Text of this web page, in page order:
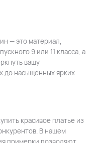
— это материал,
9 или 11 класса, а
вашу
до насыщенных ярких
красивое платье из
В нашем